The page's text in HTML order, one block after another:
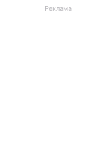
Реклама